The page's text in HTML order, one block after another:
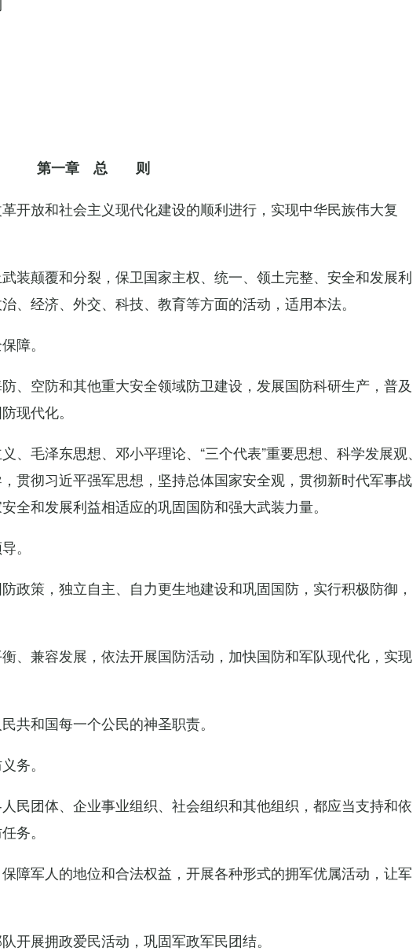
第一章 总 则
开放和社会主义现代化建设的顺利进行，实现中华民族伟大复
装颠覆和分裂，保卫国家主权、统一、领土完整、安全和发展利
、经济、外交、科技、教育等方面的活动，适用本法。
障。
、空防和其他重大安全领域防卫建设，发展国防科研生产，普及
现代化。
毛泽东思想、邓小平理论、“三个代表”重要思想、科学发展观、
贯彻习近平强军思想，坚持总体国家安全观，贯彻新时代军事战
全和发展利益相适应的巩固国防和强大武装力量。
。
策，独立自主、自力更生地建设和巩固国防，实行积极防御，
、兼容发展，依法开展国防活动，加快国防和军队现代化，实现
和国每一个公民的神圣职责。
务。
民团体、企业事业组织、社会组织和其他组织，都应当支持和依
务。
障军人的地位和合法权益，开展各种形式的拥军优属活动，让军
开展拥政爱民活动，巩固军政军民团结。